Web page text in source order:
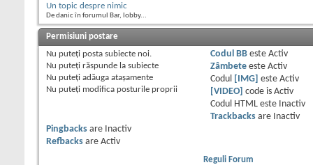
Un topic despre nimic
De danic în forumul Bar, lobby...
Permisiuni postare
Nu puteţi posta subiecte noi.
Nu puteţi răspunde la subiecte
Nu puteţi adăuga ataşamente
Nu puteţi modifica posturile proprii
Codul BBeste Activ
Zâmbeteeste Activ
Codul
[IMG] este Activ
[VIDEO] code is Activ
Codul HTML este
Inactiv
Trackbacksare
Inactiv
Pingbacks are
Inactiv
Refbacks are Activ
Reguli Forum